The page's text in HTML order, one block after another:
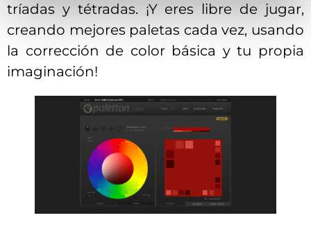
tríadas y tétradas. ¡Y eres libre de jugar,
creando mejores paletas cada vez, usando
la corrección de color básica y tu propia
imaginación!